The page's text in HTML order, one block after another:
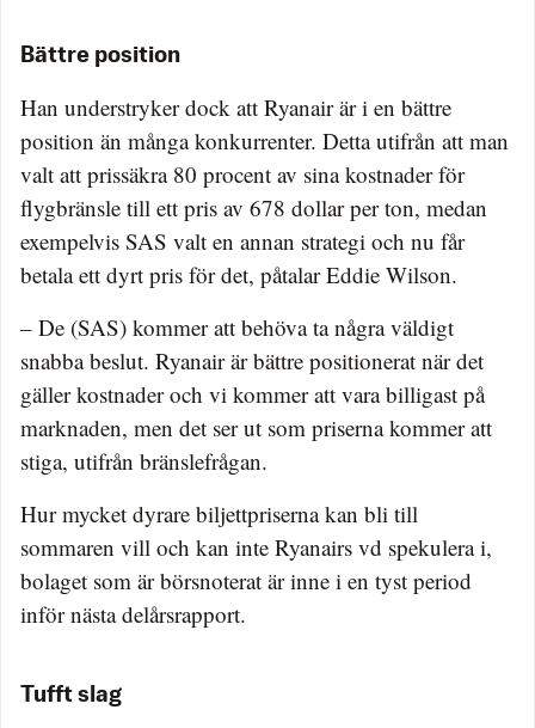
Bättre position
Han understryker dock att Ryanair är i en bättre
position än många konkurrenter. Detta utifrån att man
valt att prissäkra 80 procent av sina kostnader för
flygbränsle till ett pris av 678 dollar per ton, medan
exempelvis SAS valt en annan strategi och nu får
betala ett dyrt pris för det, påtalar Eddie Wilson.
– De (SAS) kommer att behöva ta några väldigt
snabba beslut. Ryanair är bättre positionerat när det
gäller kostnader och vi kommer att vara billigast på
marknaden, men det ser ut som priserna kommer att
stiga, utifrån bränslefrågan.
Hur mycket dyrare biljettpriserna kan bli till
sommaren vill och kan inte Ryanairs vd spekulera i,
bolaget som är börsnoterat är inne i en tyst period
inför nästa delårsrapport.
Tufft slag